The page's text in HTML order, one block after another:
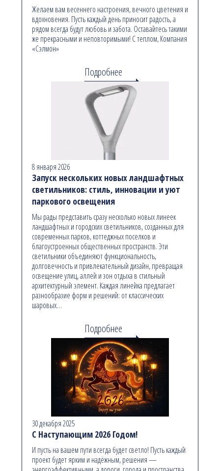
Желаем вам весеннего настроения, вечного цветения и
вдохновения. Пусть каждый день приносит радость, а
рядом всегда будут любовь и забота. Оставайтесь такими
же прекрасными и неповторимыми! С теплом, Компания
«Сэлмон»
Подробнее
8 января 2026
Запуск нескольких новых ландшафтных
светильников: стиль, инновации и уют
паркового освещения
Мы рады представить сразу несколько новых линеек
ландшафтных и городских светильников, созданных для
современных парков, коттеджных поселков и
благоустроенных общественных пространств. Эти
светильники объединяют функциональность,
долговечность и привлекательный дизайн, превращая
освещение улиц, аллей и зон отдыха в стильный
архитектурный элемент. Каждая линейка предлагает
разнообразие форм и решений: от классических
шаровых…
Подробнее
30 декабря 2025
С Наступающим 2026 Годом!
И пусть на вашем пути всегда будет светло! Пусть каждый
проект будет ярким и надёжным, решения —